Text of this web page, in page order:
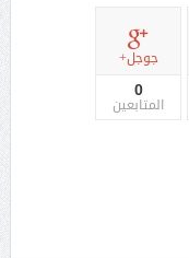
جوجل+
0
المتابعين